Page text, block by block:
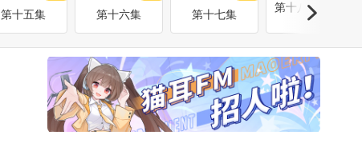
第十五集 第十六集 第十七集
第十八集·最终
话